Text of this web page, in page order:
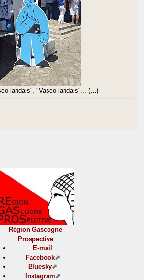
landais", "Vasco-landais"... (…)
Région Gascogne
Prospective
E-mail
Facebook
Bluesky
Instagram